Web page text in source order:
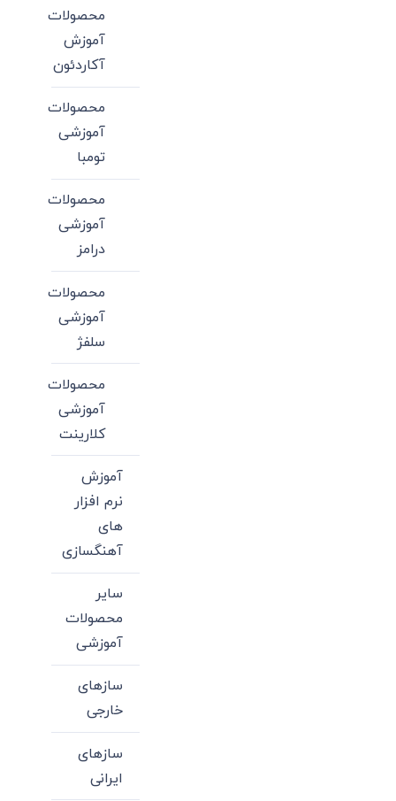
محصولات
آموزش
آکاردئون
محصولات
آموزشی
تومبا
محصولات
آموزشی
درامز
محصولات
آموزشی
سلفژ
محصولات
آموزشی
کلارینت
آموزش
نرم افزار
های
آهنگسازی
سایر
محصولات
آموزشی
سازهای
خارجی
سازهای
ایرانی